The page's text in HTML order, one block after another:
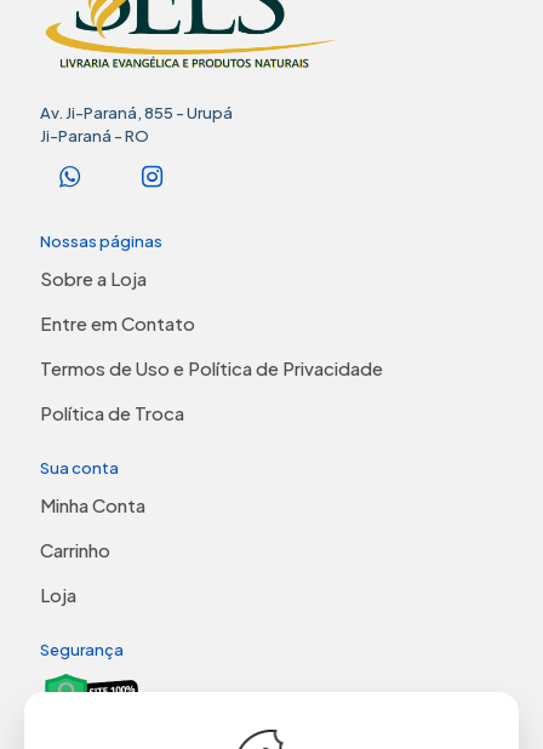
Av. Ji-Paraná, 855 - Urupá
Ji-Paraná - RO
Nossas páginas
Sobre a Loja
Entre em Contato
Termos de Uso e Política de Privacidade
Política de Troca
Sua conta
Minha Conta
Carrinho
Loja
Segurança